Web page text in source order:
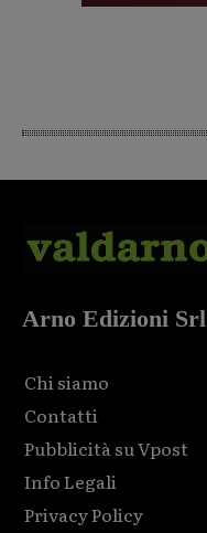
Arno Edizioni Srl
Chi siamo
Contatti
Pubblicità su Vpost
Info Legali
Privacy Policy